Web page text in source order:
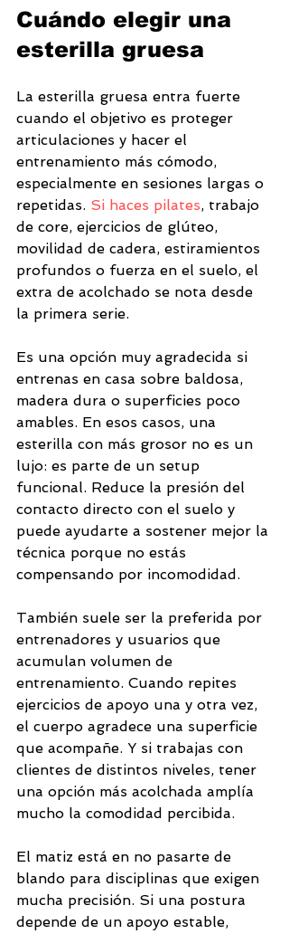
Cuándo elegir una
esterilla gruesa
La esterilla gruesa entra fuerte
cuando el objetivo es proteger
articulaciones y hacer el
entrenamiento más cómodo,
especialmente en sesiones largas o
repetidas. Si haces pilates, trabajo
de core, ejercicios de glúteo,
movilidad de cadera, estiramientos
profundos o fuerza en el suelo, el
extra de acolchado se nota desde
la primera serie.
Es una opción muy agradecida si
entrenas en casa sobre baldosa,
madera dura o superficies poco
amables. En esos casos, una
esterilla con más grosor no es un
lujo: es parte de un setup
funcional. Reduce la presión del
contacto directo con el suelo y
puede ayudarte a sostener mejor la
técnica porque no estás
compensando por incomodidad.
También suele ser la preferida por
entrenadores y usuarios que
acumulan volumen de
entrenamiento. Cuando repites
ejercicios de apoyo una y otra vez,
el cuerpo agradece una superficie
que acompañe. Y si trabajas con
clientes de distintos niveles, tener
una opción más acolchada amplía
mucho la comodidad percibida.
El matiz está en no pasarte de
blando para disciplinas que exigen
mucha precisión. Si una postura
depende de un apoyo estable,